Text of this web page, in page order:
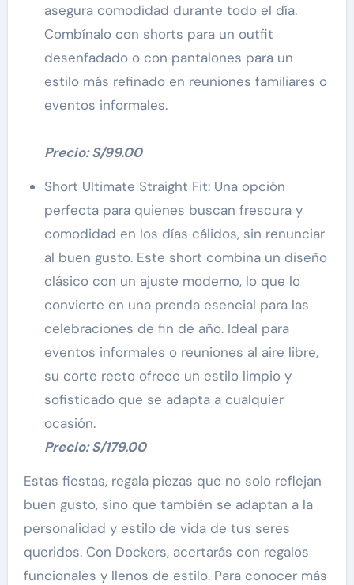
asegura comodidad durante todo el día.
Combínalo con shorts para un outfit
desenfadado o con pantalones para un
estilo más refinado en reuniones familiares o
eventos informales.
Precio: S/99.00
Short Ultimate Straight Fit: Una opción
perfecta para quienes buscan frescura y
comodidad en los días cálidos, sin renunciar
al buen gusto. Este short combina un diseño
clásico con un ajuste moderno, lo que lo
convierte en una prenda esencial para las
celebraciones de fin de año. Ideal para
eventos informales o reuniones al aire libre,
su corte recto ofrece un estilo limpio y
sofisticado que se adapta a cualquier
ocasión.
Precio: S/179.00
Estas fiestas, regala piezas que no solo reflejan
buen gusto, sino que también se adaptan a la
personalidad y estilo de vida de tus seres
queridos. Con Dockers, acertarás con regalos
funcionales y llenos de estilo. Para conocer más